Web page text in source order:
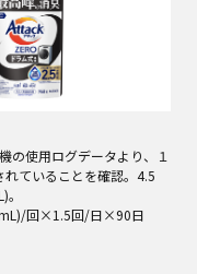
の使用ログデータより、１
ていることを確認。4.5
mL)/回×1.5回/日×90日